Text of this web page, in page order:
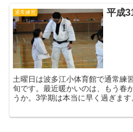
通常練習 平成
土曜日は波多江小体育館で通常練習です。 早いもので
旬です。最近暖かいのは、もう春
うか。3学期は本当に早く過ぎま